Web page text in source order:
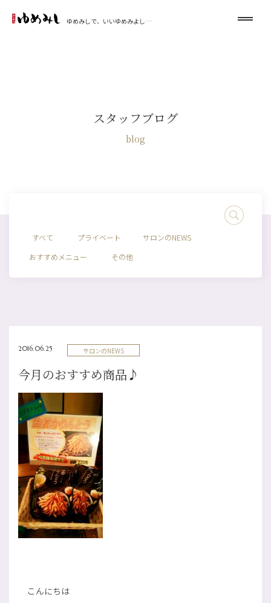
ゆめみしで、いいゆめみよし…
スタッフブログ
blog
すべて プライベート
サロンのNEWS
おすすめメニュー
その他
2016.06.25 サロンのNEWS
今月のおすすめ商品♪
こんにちは